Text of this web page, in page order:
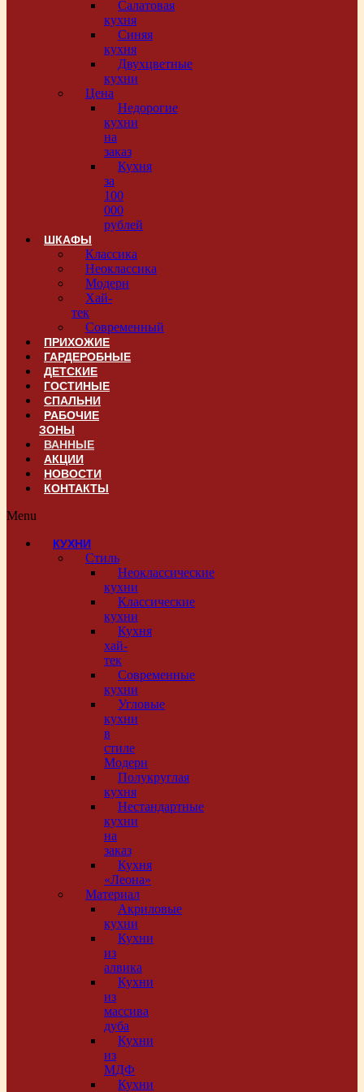
Салатовая
кухня
Синяя
кухня
Двухцветные
кухни
Цена
Недорогие
кухни
на
заказ
Кухня
за
100
000
рублей
ШКАФЫ
Классика
Неоклассика
Модерн
Хай-
тек
Современный
ПРИХОЖИЕ
ГАРДЕРОБНЫЕ
ДЕТСКИЕ
ГОСТИНЫЕ
СПАЛЬНИ
РАБОЧИЕ
ЗОНЫ
ВАННЫЕ
АКЦИИ
НОВОСТИ
КОНТАКТЫ
Menu
КУХНИ
Стиль
Неоклассические
кухни
Классические
кухни
Кухня
хай-
тек
Современные
кухни
Угловые
кухни
в
стиле
Модерн
Полукруглая
кухня
Нестандартные
кухни
на
заказ
Кухня
«Леона»
Материал
Акриловые
кухни
Кухни
из
алвика
Кухни
из
массива
дуба
Кухни
из
МДФ
Кухни